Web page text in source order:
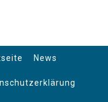
News